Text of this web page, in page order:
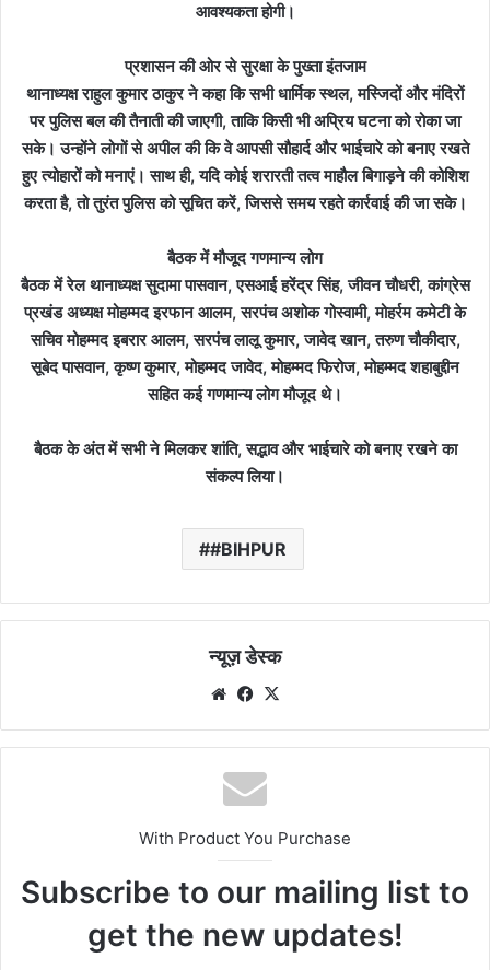
आवश्यकता होगी।
प्रशासन की ओर से सुरक्षा के पुख्ता इंतजाम
थानाध्यक्ष राहुल कुमार ठाकुर ने कहा कि सभी धार्मिक स्थल, मस्जिदों और मंदिरों
पर पुलिस बल की तैनाती की जाएगी, ताकि किसी भी अप्रिय घटना को रोका जा
सके। उन्होंने लोगों से अपील की कि वे आपसी सौहार्द और भाईचारे को बनाए रखते
हुए त्योहारों को मनाएं। साथ ही, यदि कोई शरारती तत्व माहौल बिगाड़ने की कोशिश
करता है, तो तुरंत पुलिस को सूचित करें, जिससे समय रहते कार्रवाई की जा सके।
बैठक में मौजूद गणमान्य लोग
बैठक में रेल थानाध्यक्ष सुदामा पासवान, एसआई हरेंद्र सिंह, जीवन चौधरी, कांग्रेस
प्रखंड अध्यक्ष मोहम्मद इरफान आलम, सरपंच अशोक गोस्वामी, मोहर्रम कमेटी के
सचिव मोहम्मद इबरार आलम, सरपंच लालू कुमार, जावेद खान, तरुण चौकीदार,
सूबेद पासवान, कृष्ण कुमार, मोहम्मद जावेद, मोहम्मद फिरोज, मोहम्मद शहाबुद्दीन
सहित कई गणमान्य लोग मौजूद थे।
बैठक के अंत में सभी ने मिलकर शांति, सद्भाव और भाईचारे को बनाए रखने का
संकल्प लिया।
#BIHPUR
न्यूज़ डेस्क
WebsiteFacebook
With Product You Purchase
Subscribe to our mailing list to
get the new updates!